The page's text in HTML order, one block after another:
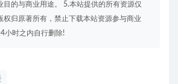
目的与商业用途。 5.本站提供的所有资源仅
权归原著所有，禁止下载本站资源参与商业
小时之内自行删除!